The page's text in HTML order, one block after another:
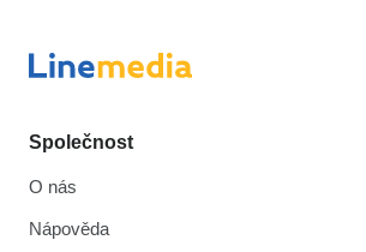
Společnost
O nás
Nápověda